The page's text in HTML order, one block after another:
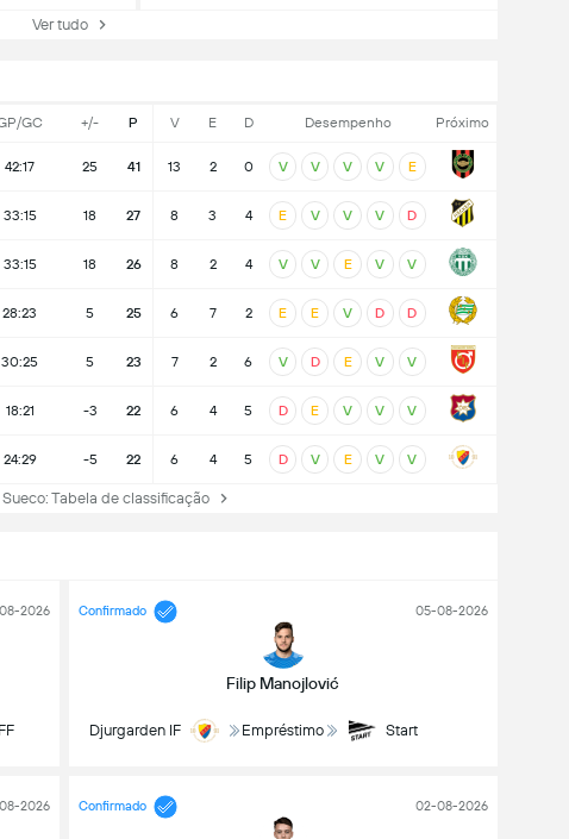
Ver tudo
2026 Confirmado
Filip Manojlović
05-08-2026
Djurgarden IF Empréstimo Start
2026 Confirmado 02-08-2026
GC +/- P V E D Desempenho Próximo
42:17 25 41 13 2 0 V V V V E
33:15 18 27 8 3 4 E V V V D
33:15 18 26 8 2 4 V V E V V
28:23 5 25 6 7 2 E E V D D
30:25 5 23 7 2 6 V D E V V
18:21 -3 22 6 4 5 D E V V V
24:29 -5 22 6 4 5 D V E V V
Tabela de classificação